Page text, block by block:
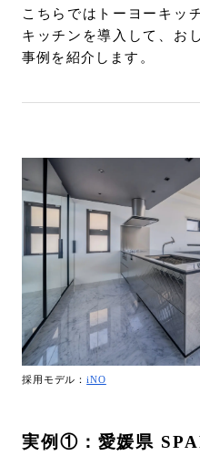
こちらではトーヨーキッ
キッチンを導入して、お
事例を紹介します。
採用モデル：iNO
実例①：愛媛県